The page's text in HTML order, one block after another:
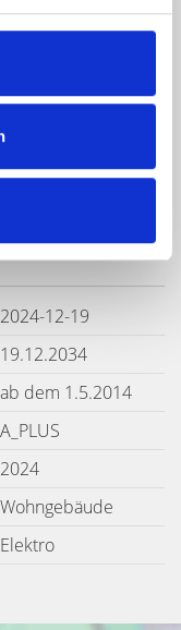
2024-12-19
19.12.2034
ab dem 1.5.2014
A_PLUS
2024
Wohngebäude
Elektro